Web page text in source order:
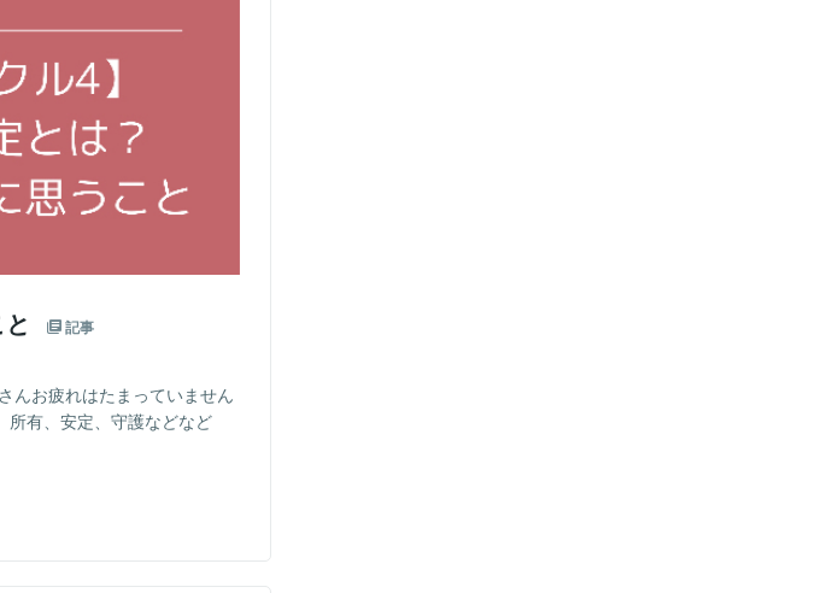
記事
んお疲れはたまっていません
有、安定、守護などなど